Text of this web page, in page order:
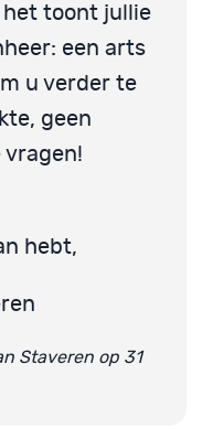
het toont jullie
een arts
u verder te
geen
vragen!
hebt,
Staveren op 31